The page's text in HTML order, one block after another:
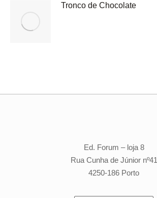
Tronco de Chocolate
Ed. Forum – loja 8
Rua Cunha de Júnior nº41
4250-186 Porto